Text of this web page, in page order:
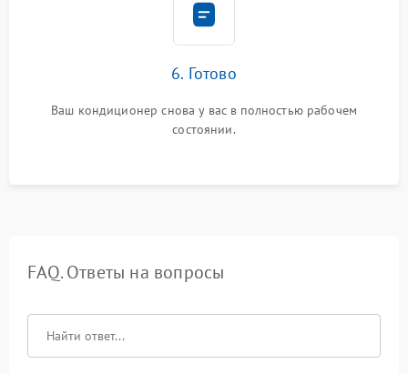
6. Готово
Ваш кондиционер снова у вас в полностью рабочем
состоянии.
FAQ. Ответы на вопросы